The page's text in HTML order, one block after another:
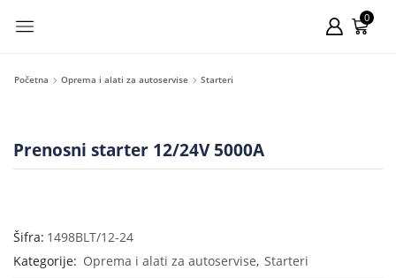
0
Početna Oprema i alati za autoservise Starteri
Prenosni starter 12/24V 5000A
Šifra: 1498BLT/12-24
Kategorije: Oprema i alati za autoservise, Starteri